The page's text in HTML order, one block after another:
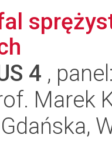
4 ,
Marek